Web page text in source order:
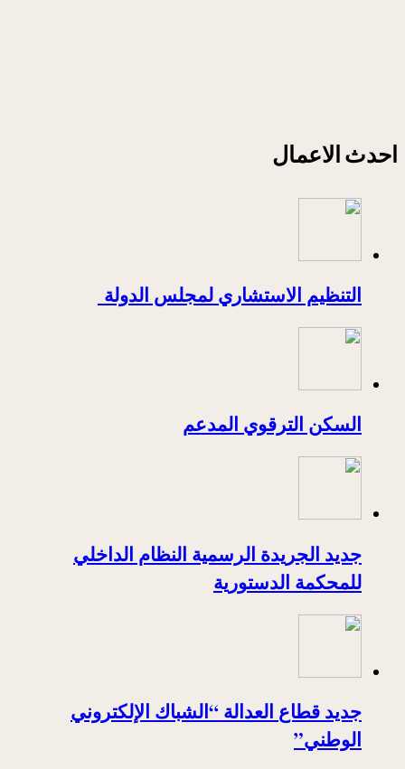
احدث الاعمال
التنظيم الاستشاري لمجلس الدولة
السكن الترقوي المدعم
جديد الجريدة الرسمية النظام الداخلي
للمحكمة الدستورية
جديد قطاع العدالة “الشباك الإلكتروني
الوطني”